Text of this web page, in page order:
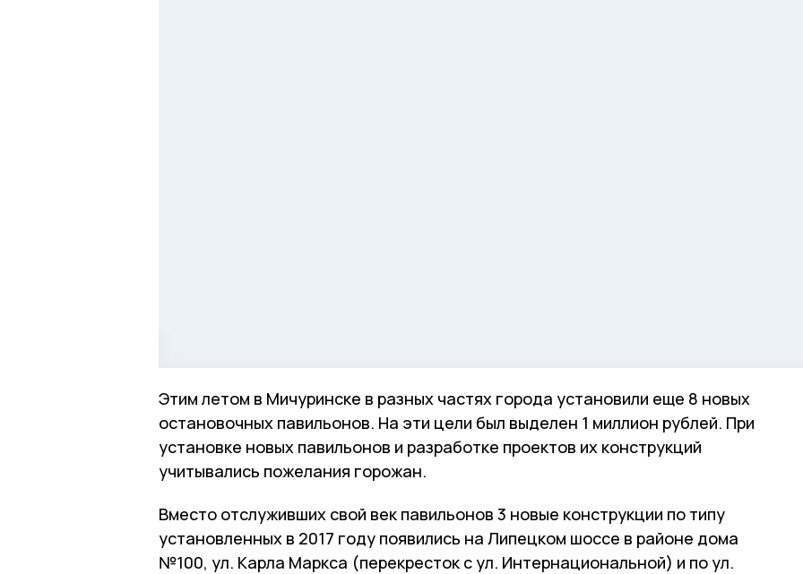
Этим летом в Мичуринске в разных частях города установили еще 8 новых
остановочных павильонов. На эти цели был выделен 1 миллион рублей. При
установке новых павильонов и разработке проектов их конструкций
учитывались пожелания горожан.
Вместо отслуживших свой век павильонов 3 новые конструкции по типу
установленных в 2017 году появились на Липецком шоссе в районе дома
№100, ул. Карла Маркса (перекресток с ул. Интернациональной) и по ул.